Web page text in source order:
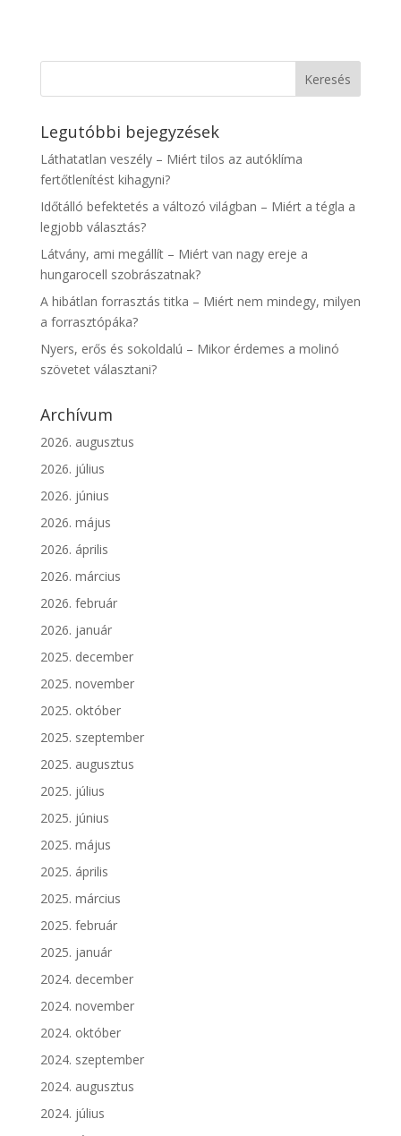
Legutóbbi bejegyzések
Láthatatlan veszély – Miért tilos az autóklíma
fertőtlenítést kihagyni?
Időtálló befektetés a változó világban – Miért a tégla a
legjobb választás?
Látvány, ami megállít – Miért van nagy ereje a
hungarocell szobrászatnak?
A hibátlan forrasztás titka – Miért nem mindegy, milyen
a forrasztópáka?
Nyers, erős és sokoldalú – Mikor érdemes a molinó
szövetet választani?
Archívum
2026. augusztus
2026. július
2026. június
2026. május
2026. április
2026. március
2026. február
2026. január
2025. december
2025. november
2025. október
2025. szeptember
2025. augusztus
2025. július
2025. június
2025. május
2025. április
2025. március
2025. február
2025. január
2024. december
2024. november
2024. október
2024. szeptember
2024. augusztus
2024. július